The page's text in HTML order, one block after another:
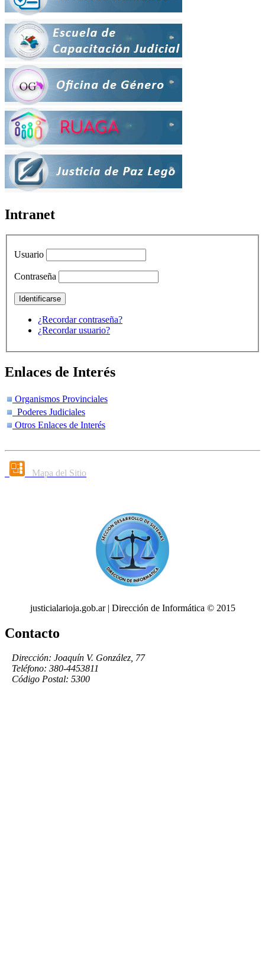
Intranet
Usuario
Contraseña
¿Recordar contraseña?
¿Recordar usuario?
Enlaces de Interés
Organismos Provinciales
Poderes Judiciales
Otros Enlaces de Interés
Mapa del Sitio
justicialarioja.gob.ar | Dirección de Informática © 2015
Contacto
Dirección: Joaquín V. González, 77
Teléfono: 380-4453811
Código Postal: 5300